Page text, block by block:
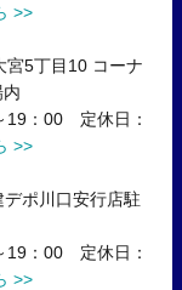
>>
5丁目10 コーナ
19：00 定休日：
>>
ポ川口安行店駐
19：00 定休日：
>>